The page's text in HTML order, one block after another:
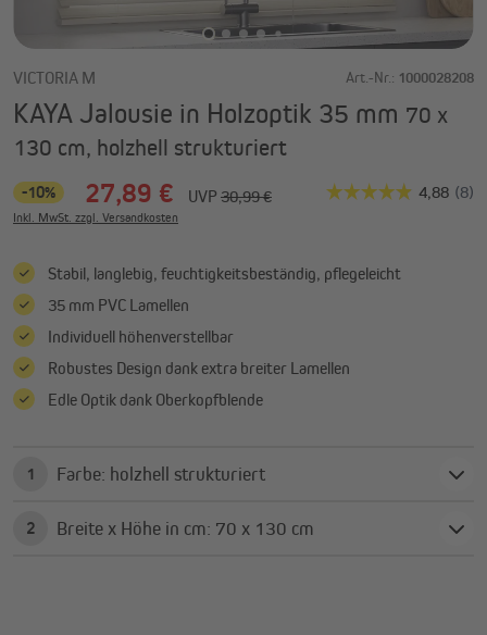
VICTORIA M Art.-Nr.: 1000028208
KAYA Jalousie in Holzoptik 35 mm 70 x
130 cm, holzhell strukturiert
-10% 27,89 € UVP 30,99 €
Inkl. MwSt. zzgl. Versandkosten
Stabil, langlebig, feuchtigkeitsbeständig, pflegeleicht
35 mm PVC Lamellen
Individuell höhenverstellbar
Robustes Design dank extra breiter Lamellen
Edle Optik dank Oberkopfblende
1 Farbe: holzhell strukturiert
2 Breite x Höhe in cm: 70 x 130 cm